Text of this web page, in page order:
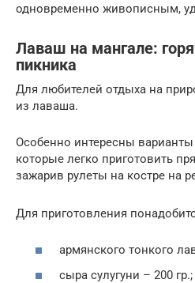
одновременно живописным,
Лаваш на мангале:
пикника
Для любителей отдыха на
из лаваша.
Особенно интересны варианты
которые легко приготовить
зажарив рулеты на костре на
Для приготовления
армянского тонкого
сыра сулугуни – 200 гр.;